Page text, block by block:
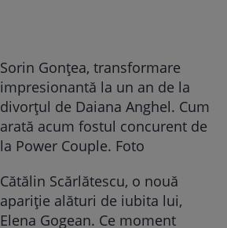
Sorin Gonțea, transformare
impresionantă la un an de la
divorțul de Daiana Anghel. Cum
arată acum fostul concurent de
la Power Couple. Foto
Cătălin Scărlătescu, o nouă
apariție alături de iubita lui,
Elena Gogean. Ce moment